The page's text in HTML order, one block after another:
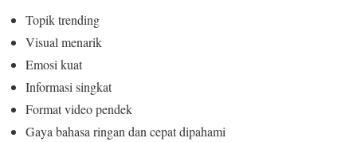
Topik trending
Visual menarik
Emosi kuat
Informasi singkat
Format video pendek
Gaya bahasa ringan dan cepat dipahami